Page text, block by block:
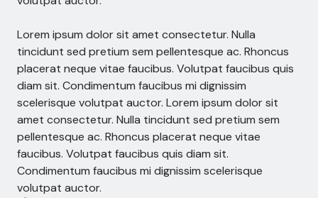
Lorem ipsum dolor sit amet consectetur. Nulla
tincidunt sed pretium sem pellentesque ac. Rhoncus
placerat neque vitae faucibus. Volutpat faucibus quis
diam sit. Condimentum faucibus mi dignissim
scelerisque volutpat auctor. Lorem ipsum dolor sit
amet consectetur. Nulla tincidunt sed pretium sem
pellentesque ac. Rhoncus placerat neque vitae
faucibus. Volutpat faucibus quis diam sit.
Condimentum faucibus mi dignissim scelerisque
volutpat auctor.